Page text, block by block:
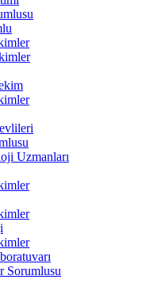
Uzmanları
Sorumlusu